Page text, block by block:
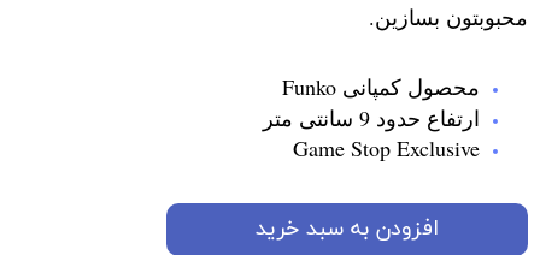
محبوبتون بسازین.
محصول کمپانی Funko
ارتفاع حدود 9 سانتی متر
Game Stop Exclusive
افزودن به سبد خرید